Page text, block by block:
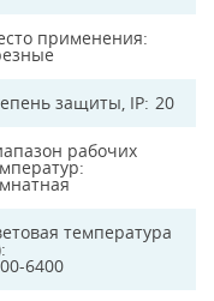
применения
защиты, IP 20
рабочих
температура
6400